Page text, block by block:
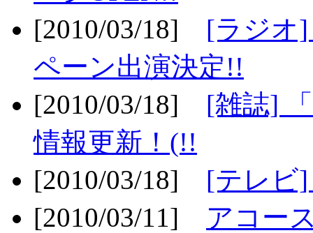
[2010/03/18] [ラジオ
ペーン出演決定!!
[2010/03/18] [雑誌]
情報更新！(!!
[2010/03/18] [テレビ
[2010/03/11] アコー